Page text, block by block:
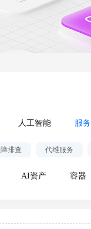
人工智能 服务
排查 代维服务
AI资产 容器